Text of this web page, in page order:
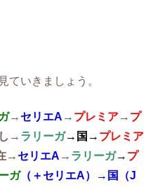
ていきましょう。
→ セリエA → プレミア→ プ
→ ラリーガ→国→ プレミア
→ セリエA → ラリーガ→ プ
ガ（＋セリエA）→国（J